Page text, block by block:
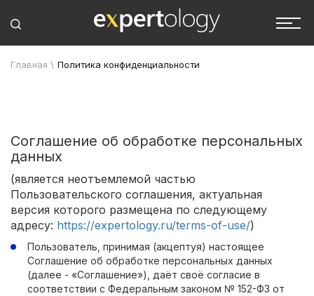
Главная \ Политика конфиденциальности
Соглашение об обработке персональных
данных
(является неотъемлемой частью
Пользовательского соглашения, актуальная
версия которого размещена по следующему
адресу: https://expertology.ru/terms-of-use/)
Пользователь, принимая (акцептуя) настоящее
Соглашение об обработке персональных данных
(далее - «Соглашение»), даёт своё согласие в
соответствии с Федеральным законом № 152-ФЗ от